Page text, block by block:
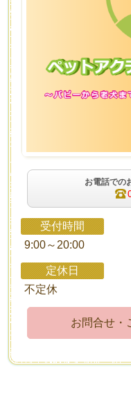
お電話での
受付時間
9:00～20:00
定休日
不定休
お問合せ・